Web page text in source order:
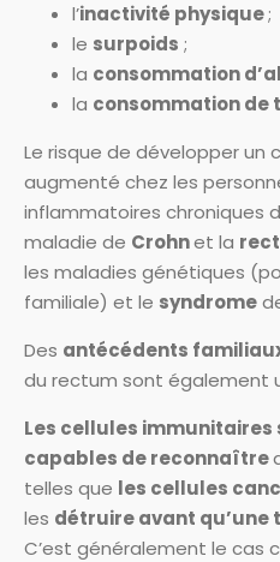
l’inactivité physique;
le surpoids ;
la consommation
la consommation de
Le risque de développer un
augmenté chez les
inflammatoires chroniques
maladie de Crohnet la
les maladies génétiques
familiale) et le syndrome
Des antécédents
du rectum sont également
Les cellules
capables de reconnaître
telles que les cellules
les détruire avant qu’une
C’est généralement le cas